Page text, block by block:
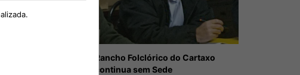
Rancho Folclórico do Cartaxo
continua sem Sede